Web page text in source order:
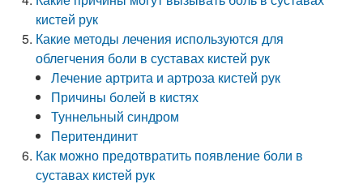
кистей рук
Какие методы лечения используются для
облегчения боли в суставах кистей рук
Лечение артрита и артроза кистей рук
Причины болей в кистях
Туннельный синдром
Перитендинит
Как можно предотвратить появление боли в
суставах кистей рук